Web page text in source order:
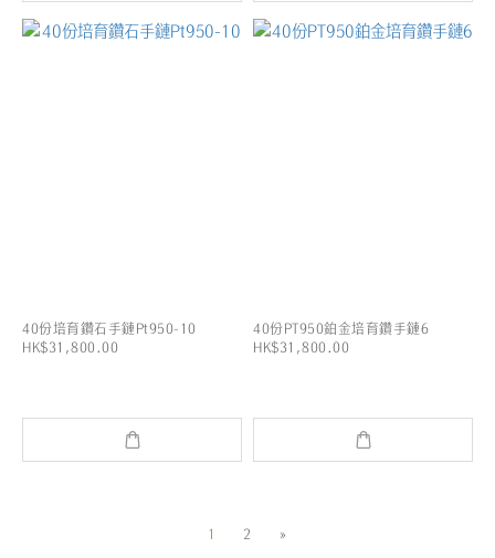
40份培育鑽石手鏈Pt950-10
HK$31,800.00
40份PT950鉑金培育鑽手鏈6
HK$31,800.00
1 2 »